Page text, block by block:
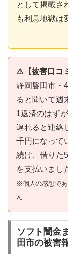
として掲載さ
も利息地獄は
⚠️【被害口コ
静岡磐田市・
ると聞いて週
1返済のはず
遅れると連絡
千円になって
続け、借りた
を支払いまし
※個人の感想で
ん
ソフト闇金
田市の被害